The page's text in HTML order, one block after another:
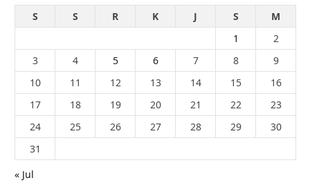
S
S R K J S
M
1
2
3
4 5 6 7 8
9
10
11 12 13 14 15
16
17
18 19 20 21 22
23
24
25 26 27 28 29
30
31
« Jul